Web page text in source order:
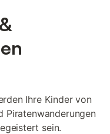
Ihre Kinder von
Piratenwanderungen
sein.